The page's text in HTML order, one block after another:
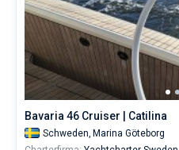
Bavaria 46 Cruiser | Catilina
Schweden, Marina Göteborg